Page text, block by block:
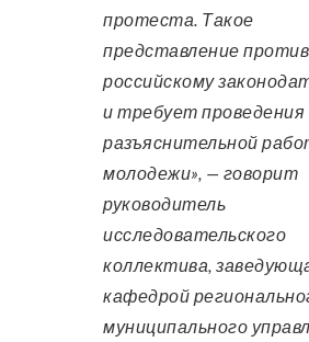
протеста. Такое
представление
российскому
и требует проведения
разъяснительной
молодежи», — говорит
руководитель
исследовательского
коллектива,
кафедрой
муниципального